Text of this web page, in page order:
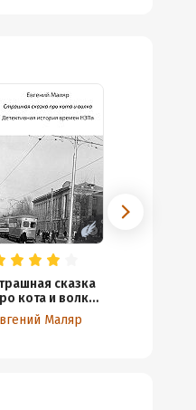
сказка
кота и волка.
времен
Маляр